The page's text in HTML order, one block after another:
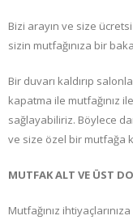
Bizi arayın ve size
sizin mutfağınıza bir
Bir duvarı kaldırıp
kapatma ile mutfağınız
sağlayabiliriz. Böylece
ve size özel bir mutfağa
MUTFAK ALT VE ÜST
Mutfağınız